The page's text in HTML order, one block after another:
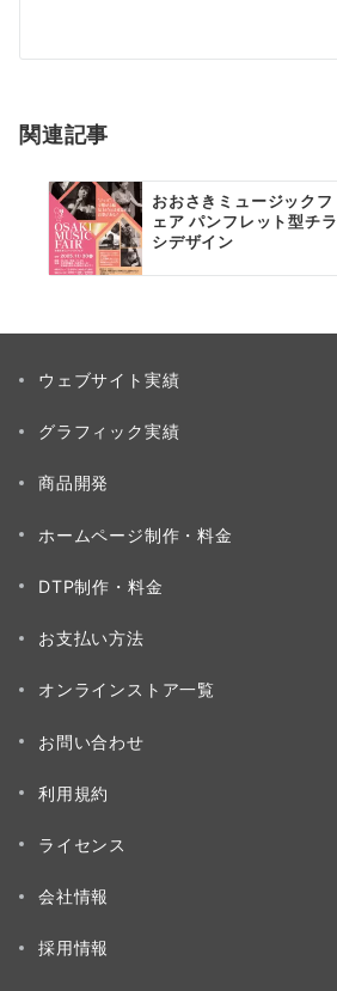
シ
ン
関連記事
おおさきミュージックフ
ェア パンフレット型チラ
シデザイン
ウェブサイト実績
グラフィック実績
商品開発
ホームページ制作・料金
DTP制作・料金
お支払い方法
オンラインストア一覧
お問い合わせ
利用規約
ライセンス
会社情報
採用情報